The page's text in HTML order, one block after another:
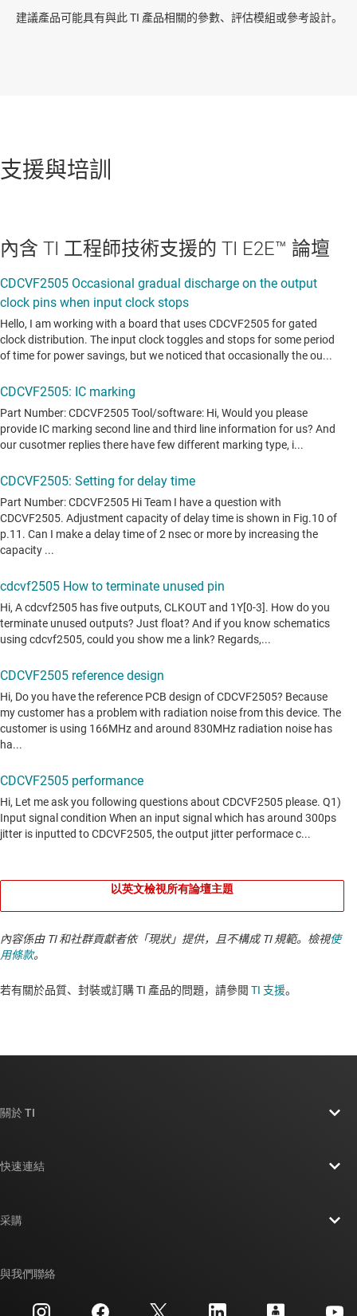
建議產品可能具有與此 TI 產品相關的參數、評估模組或參考設計。
支援與培訓
內含 TI 工程師技術支援的 TI E2E™ 論壇
以英文檢視所有論壇主題
內容係由 TI 和社群貢獻者依「現狀」提供，且不構成 TI 規範。檢視使
用條款。
若有關於品質、封裝或訂購 TI 產品的問題，請參閱 TI 支援。​​​​​​​​​​​​​​
關於 TI
快速連結
交互參考搜索
客戶支援中心
采購
與我們聯絡